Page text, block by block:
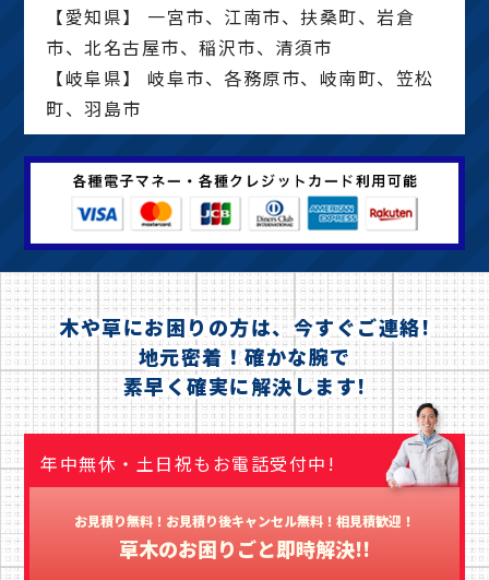
【愛知県】 一宮市、江南市、扶桑町、岩倉
市、北名古屋市、稲沢市、清須市
【岐阜県】 岐阜市、各務原市、岐南町、笠松
町、羽島市
木や草にお困りの方は、今すぐご連絡!
地元密着！確かな腕で
素早く確実に解決します!
年中無休・土日祝もお電話受付中!
お見積り無料！お見積り後キャンセル無料！相見積歓迎！
草木のお困りごと即時解決!!